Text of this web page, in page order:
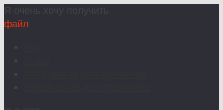
файл